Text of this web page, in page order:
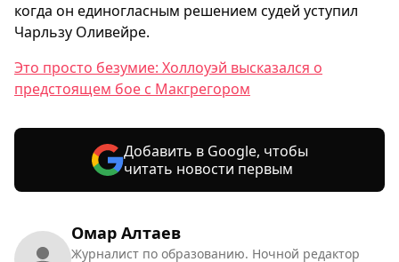
Омар Алтаев
Журналист по образованию. Ночной редактор
когда он единогласным решением судей уступил
Чарльзу Оливейре.
Это просто безумие: Холлоуэй высказался о
предстоящем бое с Макгрегором
Добавить в Google, чтобы
читать новости первым